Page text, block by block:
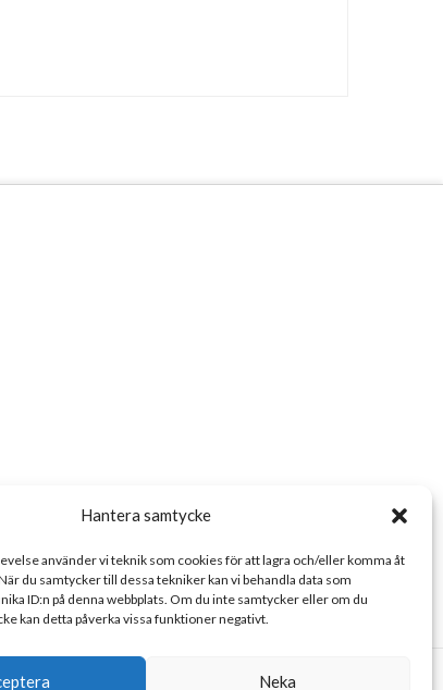
Hantera samtycke
använder vi teknik som cookies för att lagra och/eller komma åt
du samtycker till dessa tekniker kan vi behandla data som
ID:n på denna webbplats. Om du inte samtycker eller om du
kan detta påverka vissa funktioner negativt.
Neka